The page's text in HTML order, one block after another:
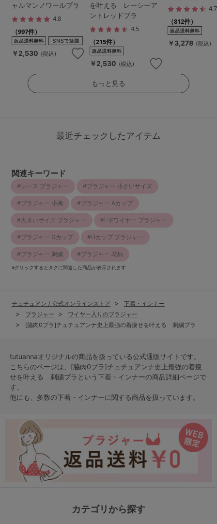
ャルマンノワールブラ
4.8
（997件）
￥2,530 (税込)
を叶える レーシーア
ントレッドブラ
4.5
（215件）
￥2,530 (税込)
4.7
（812件）
￥3,278 (税込)
もっと見る
最近チェックしたアイテム
関連キーワード
レース ブラジャー ブラジャー 小さいサイズ
ブラジャー 小胸 ブラジャー Aカップ
大きいサイズ ブラジャー L字ワイヤー ブラジャー
ブラジャー Gカップ Hカップ ブラジャー
ブラジャー 刺繍 ブラジャー 花柄
※クリックするとタグに関連した商品が表示されます
チュチュアンナ公式オンラインストア
下着・インナー
ブラジャー
ワイヤー入りのブラジャー
[脇肉0ブラ]チュチュアンナ史上最強の着痩せを叶える 刺繍ブラ
tutuannaオリジナルの商品を扱っている公式通販サイトです。
こちらのページは、[脇肉0ブラ]チュチュアンナ史上最強の着痩
せを叶える 刺繍ブラという下着・インナーの商品詳細ページで
す。
他にも、多数の下着・インナーに関する商品を扱っています。
カテゴリから探す